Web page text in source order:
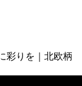
彩りを｜北欧柄